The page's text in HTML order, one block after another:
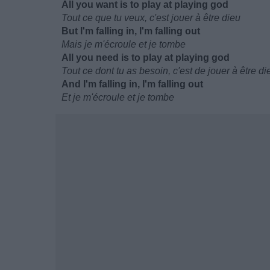
All you want is to play at playing god
Tout ce que tu veux, c'est jouer à être dieu
But I'm falling in, I'm falling out
Mais je m'écroule et je tombe
All you need is to play at playing god
Tout ce dont tu as besoin, c'est de jouer à être
And I'm falling in, I'm falling out
Et je m'écroule et je tombe